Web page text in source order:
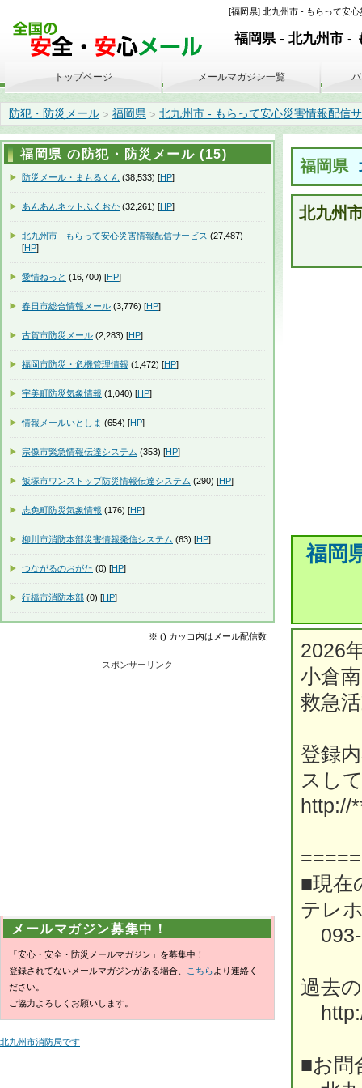
[福岡県] 北九州市 - もらって安
福岡県 - 北九州市 -
防犯・防災メール > 福岡県 > 北九州市 - もらって安心災害情報配信
福岡県
北九州
福岡
2026
小倉
救急
登録
スし
http://
■現在
テレ
093-
過去
■お問
トップページ メールマガジン一覧
福岡県 の防犯・防災メール (15)
防災メール・まもるくん (38,533) [HP]
あんあんネットふくおか (32,261) [HP]
北九州市 - もらって安心災害情報配信サービス (27,487)
[HP]
愛情ねっと (16,700) [HP]
春日市総合情報メール (3,776) [HP]
古賀市防災メール (2,283) [HP]
福岡市防災・危機管理情報 (1,472) [HP]
宇美町防災気象情報 (1,040) [HP]
情報メールいとしま (654) [HP]
宗像市緊急情報伝達システム (353) [HP]
飯塚市ワンストップ防災情報伝達システム (290) [HP]
志免町防災気象情報 (176) [HP]
柳川市消防本部災害情報発信システム (63) [HP]
つながるのおがた (0) [HP]
行橋市消防本部 (0) [HP]
※ () カッコ内はメール配信数
スポンサーリンク
メールマガジン募集中！
「安心・安全・防災メールマガジン」を募集中！
登録されてないメールマガジンがある場合、
こちら より連絡く
ださい。
ご協力よろしくお願いします。
北九州市消防局です